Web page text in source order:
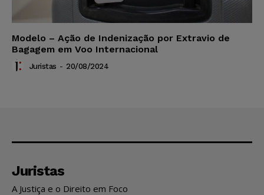
Modelo – Ação de Indenização por Extravio de
Bagagem em Voo Internacional
Juristas - 20/08/2024
Juristas
A Justiça e o Direito em Foco